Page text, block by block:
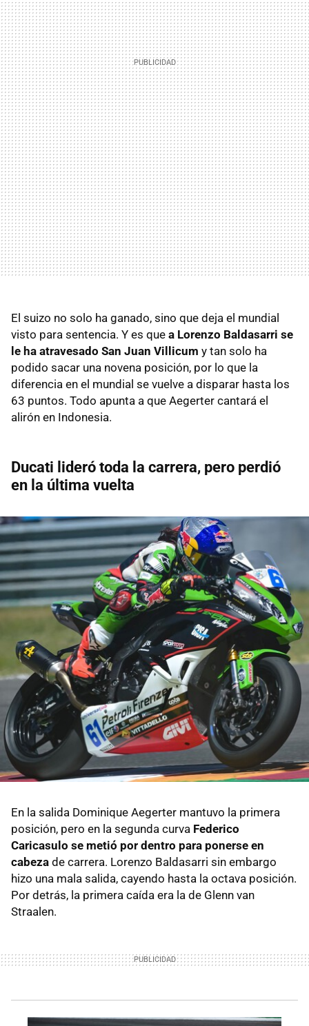
El suizo no solo ha ganado, sino que deja el mundial
visto para sentencia. Y es que a Lorenzo Baldasarri se
le ha atravesado San Juan Villicum y tan solo ha
podido sacar una novena posición, por lo que la
diferencia en el mundial se vuelve a disparar hasta los
63 puntos. Todo apunta a que Aegerter cantará el
alirón en Indonesia.
Ducati lideró toda la carrera, pero perdió
en la última vuelta
En la salida Dominique Aegerter mantuvo la primera
posición, pero en la segunda curva Federico
Caricasulo se metió por dentro para ponerse en
cabeza de carrera. Lorenzo Baldasarri sin embargo
hizo una mala salida, cayendo hasta la octava posición.
Por detrás, la primera caída era la de Glenn van
Straalen.